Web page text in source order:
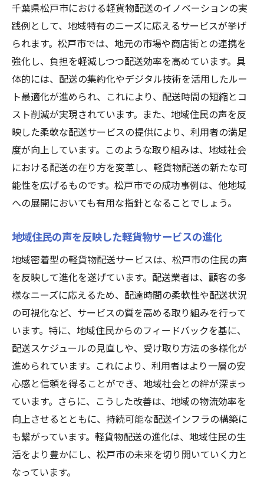
千葉県松戸市における軽貨物配送のイノベーションの実
践例として、地域特有のニーズに応えるサービスが挙げ
られます。松戸市では、地元の市場や商店街との連携を
強化し、負担を軽減しつつ配送効率を高めています。具
体的には、配送の集約化やデジタル技術を活用したルー
ト最適化が進められ、これにより、配送時間の短縮とコ
スト削減が実現されています。また、地域住民の声を反
映した柔軟な配送サービスの提供により、利用者の満足
度が向上しています。このような取り組みは、地域社会
における配送の在り方を変革し、軽貨物配送の新たな可
能性を広げるものです。松戸市での成功事例は、他地域
への展開においても有用な指針となることでしょう。
地域住民の声を反映した軽貨物サービスの進化
地域密着型の軽貨物配送サービスは、松戸市の住民の声
を反映して進化を遂げています。配送業者は、顧客の多
様なニーズに応えるため、配達時間の柔軟性や配送状況
の可視化など、サービスの質を高める取り組みを行って
います。特に、地域住民からのフィードバックを基に、
配送スケジュールの見直しや、受け取り方法の多様化が
進められています。これにより、利用者はより一層の安
心感と信頼を得ることができ、地域社会との絆が深まっ
ています。さらに、こうした改善は、地域の物流効率を
向上させるとともに、持続可能な配送インフラの構築に
も繋がっています。軽貨物配送の進化は、地域住民の生
活をより豊かにし、松戸市の未来を切り開いていく力と
なっています。